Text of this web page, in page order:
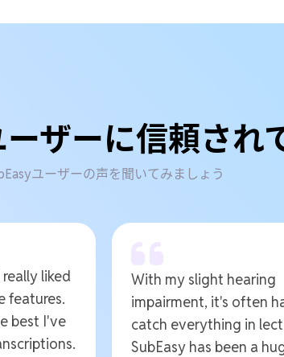
ザーに信頼され
ユーザーの声を聞いてみましょう
liked
features.
best I've
With my slight hearing
impairment, it's often
catch everything in
SubEasy has been a